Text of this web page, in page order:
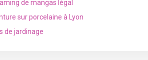
de mangas légal
sur porcelaine à Lyon
de jardinage